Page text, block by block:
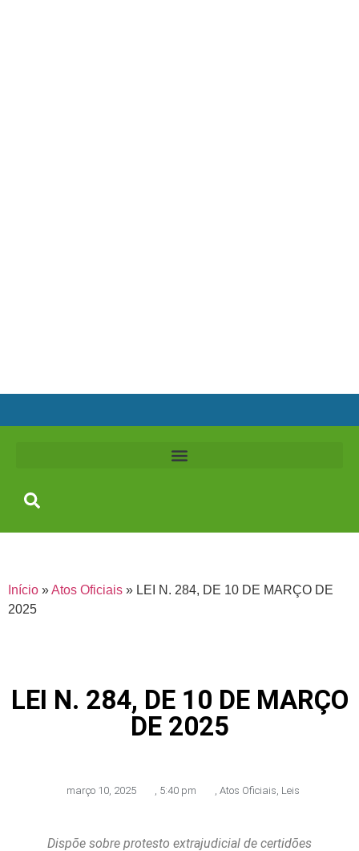
Início »Atos Oficiais » LEI N. 284, DE 10 DE MARÇO DE
2025
LEI N. 284, DE 10 DE MARÇO
DE 2025
março 10, 2025 , 5:40 pm , Atos Oficiais, Leis
Dispõe sobre protesto extrajudicial de certidões